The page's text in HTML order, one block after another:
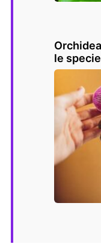
le